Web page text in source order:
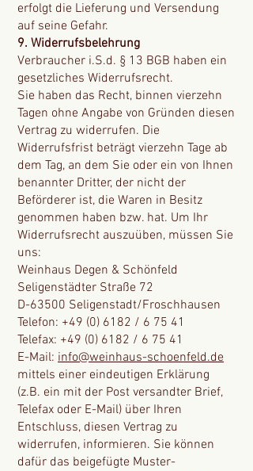
erfolgt die Lieferung und Versendung
auf seine Gefahr.
9. Widerrufsbelehrung
Verbraucher i.S.d. § 13 BGB haben ein
gesetzliches Widerrufsrecht.
Sie haben das Recht, binnen vierzehn
Tagen ohne Angabe von Gründen diesen
Vertrag zu widerrufen. Die
Widerrufsfrist beträgt vierzehn Tage ab
dem Tag, an dem Sie oder ein von Ihnen
benannter Dritter, der nicht der
Beförderer ist, die Waren in Besitz
genommen haben bzw. hat. Um Ihr
Widerrufsrecht auszuüben, müssen Sie
uns:
Weinhaus Degen & Schönfeld
Seligenstädter Straße 72
D-63500 Seligenstadt/Froschhausen
Telefon: +49 (0) 6182 / 6 75 41
Telefax: +49 (0) 6182 / 6 75 41
E-Mail: info@weinhaus-schoenfeld.de
mittels einer eindeutigen Erklärung
(z.B. ein mit der Post versandter Brief,
Telefax oder E-Mail) über Ihren
Entschluss, diesen Vertrag zu
widerrufen, informieren. Sie können
dafür das beigefügte Muster-